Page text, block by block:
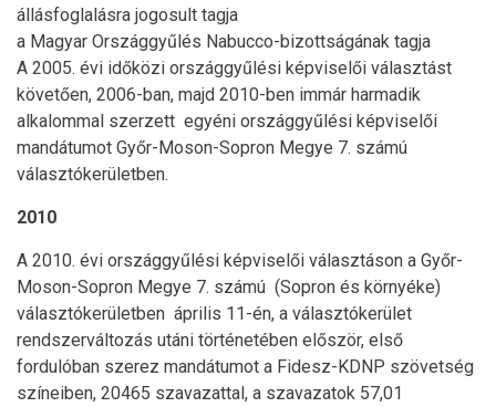
állásfoglalásra jogosult tagja
a Magyar Országgyűlés Nabucco-bizottságának tagja
A 2005. évi időközi országgyűlési képviselői választást
követően, 2006-ban, majd 2010-ben immár harmadik
alkalommal szerzett egyéni országgyűlési képviselői
mandátumot Győr-Moson-Sopron Megye 7. számú
választókerületben.
2010
A 2010. évi országgyűlési képviselői választáson a Győr-
Moson-Sopron Megye 7. számú (Sopron és környéke)
választókerületben április 11-én, a választókerület
rendszerváltozás utáni történetében először, első
fordulóban szerez mandátumot a Fidesz-KDNP szövetség
színeiben, 20465 szavazattal, a szavazatok 57,01